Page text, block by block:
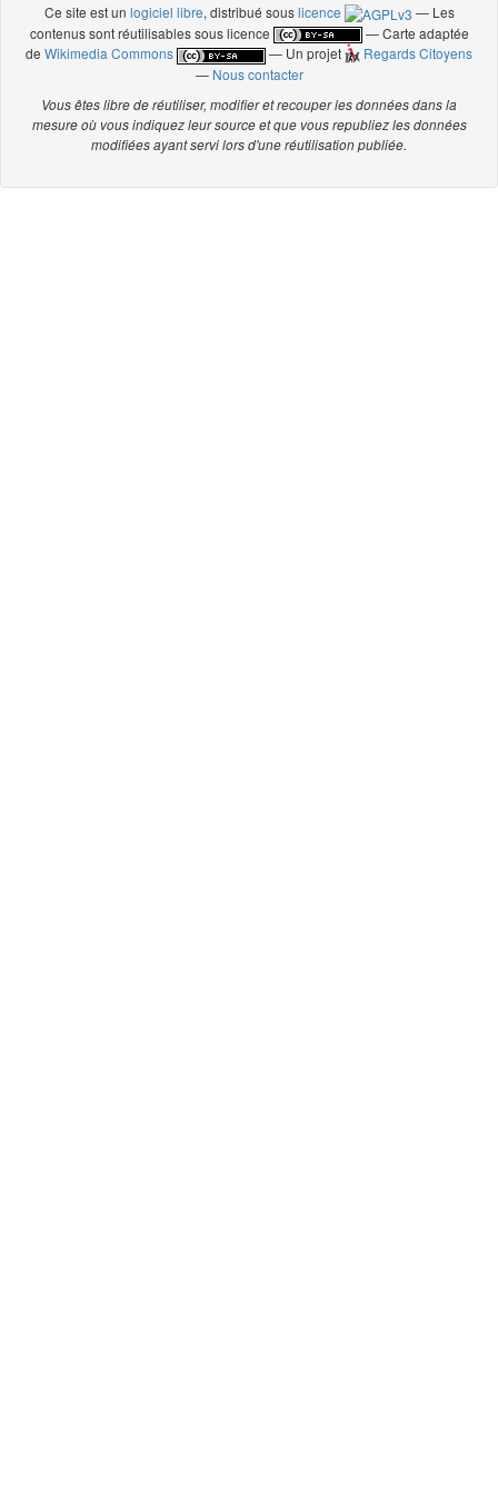
Ce site est un logiciel libre, distribué souslicence
— Les
contenus sont réutilisables sous licence
— Carte adaptée
deWikimedia Commons — Un projet
Regards Citoyens
— Nous contacter
Vous êtes libre de réutiliser, modifier et recouper les données dans la
mesure où vous indiquez leur source et que vous republiez les données
modifiées ayant servi lors d'une réutilisation publiée.